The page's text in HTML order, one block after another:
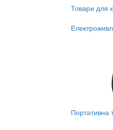
Товари для
Портативна